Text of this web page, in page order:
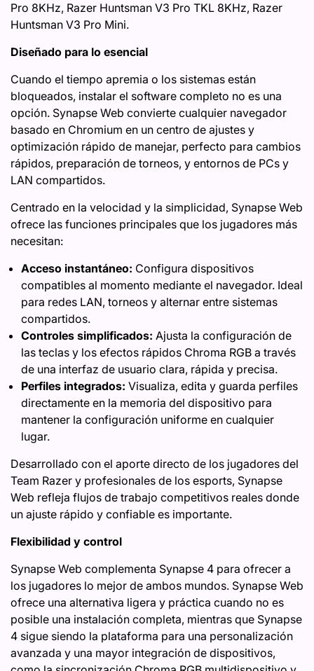
Pro 8KHz, Razer Huntsman V3 Pro TKL 8KHz, Razer
Huntsman V3 Pro Mini.
Diseñado para lo esencial
Cuando el tiempo apremia o los sistemas están
bloqueados, instalar el software completo no es una
opción. Synapse Web convierte cualquier navegador
basado en Chromium en un centro de ajustes y
optimización rápido de manejar, perfecto para cambios
rápidos, preparación de torneos, y entornos de PCs y
LAN compartidos.
Centrado en la velocidad y la simplicidad, Synapse Web
ofrece las funciones principales que los jugadores más
necesitan:
Acceso instantáneo: Configura dispositivos
compatibles al momento mediante el navegador. Ideal
para redes LAN, torneos y alternar entre sistemas
compartidos.
Controles simplificados: Ajusta la configuración de
las teclas y los efectos rápidos Chroma RGB a través
de una interfaz de usuario clara, rápida y precisa.
Perfiles integrados: Visualiza, edita y guarda perfiles
directamente en la memoria del dispositivo para
mantener la configuración uniforme en cualquier
lugar.
Desarrollado con el aporte directo de los jugadores del
Team Razer y profesionales de los esports, Synapse
Web refleja flujos de trabajo competitivos reales donde
un ajuste rápido y confiable es importante.
Flexibilidad y control
Synapse Web complementa Synapse 4 para ofrecer a
los jugadores lo mejor de ambos mundos. Synapse Web
ofrece una alternativa ligera y práctica cuando no es
posible una instalación completa, mientras que Synapse
4 sigue siendo la plataforma para una personalización
avanzada y una mayor integración de dispositivos,